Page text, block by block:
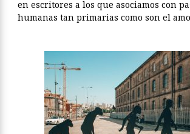
en escritores a los que asociamos con
humanas tan primarias como son el